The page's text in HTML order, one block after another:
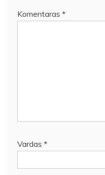
Komentaras *
Vardas *